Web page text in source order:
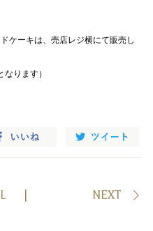
ケーキは、売店レジ横にて販売し
ります）
NEXT